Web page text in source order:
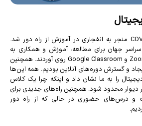
همه گیری COVID-19 منجر به انفجاری در آموزش از راه دور شد.
سراسر جهان برای مطالعه، آموزش و همکاری به
ابزارهایی مانند Zoom و Google Classroom روی آوردند. همچنین
و گسترش دوره‌های آنلاین بودیم. همه این‌ها
را به ما نشان داد و اینکه چرا یک کلاس
دیوار محدود شود. همچنین راه‌های جدیدی برای
و درس‌های حضوری در حالی که از راه دور